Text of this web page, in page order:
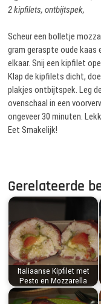
2 kipfilets, ontbijtspek,
Scheur een bolletje
gram geraspte oude kaas
elkaar. Snij een kipfilet
Klap de kipfilets dicht,
plakjes ontbijtspek. Leg
ovenschaal in een
ongeveer 30 minuten.
Eet Smakelijk!
Gerelateerde
Italiaanse Kipfilet met
Pesto en Mozzarella